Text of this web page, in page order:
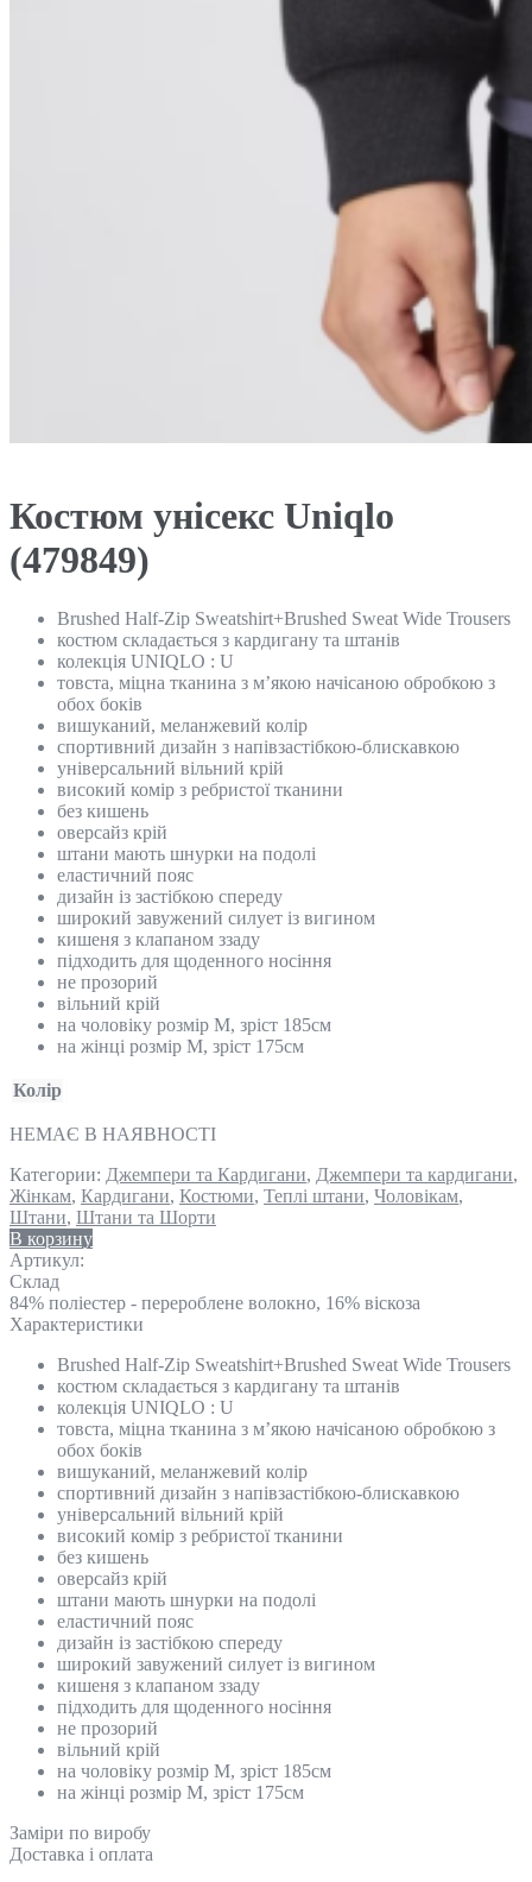
Костюм унісекс Uniqlo
(479849)
Brushed Half-Zip Sweatshirt+Brushed Sweat Wide Trousers
костюм складається з кардигану та штанів
колекція UNIQLO : U
товста, міцна тканина з м’якою начісаною обробкою з
обох боків
вишуканий, меланжевий колір
спортивний дизайн з напівзастібкою-блискавкою
універсальний вільний крій
високий комір з ребристої тканини
без кишень
оверсайз крій
штани мають шнурки на подолі
еластичний пояс
дизайн із застібкою спереду
широкий завужений силует із вигином
кишеня з клапаном ззаду
підходить для щоденного носіння
не прозорий
вільний крій
на чоловіку розмір M, зріст 185см
на жінці розмір М, зріст 175см
Колір
НЕМАЄ В НАЯВНОСТІ
Категории: Джемпери та Кардигани, Джемпери та кардигани,
Жінкам, Кардигани, Костюми, Теплі штани, Чоловікам,
Штани, Штани та Шорти
В корзину
Артикул:
Склад
84% поліестер - перероблене волокно, 16% віскоза
Характеристики
Brushed Half-Zip Sweatshirt+Brushed Sweat Wide Trousers
костюм складається з кардигану та штанів
колекція UNIQLO : U
товста, міцна тканина з м’якою начісаною обробкою з
обох боків
вишуканий, меланжевий колір
спортивний дизайн з напівзастібкою-блискавкою
універсальний вільний крій
високий комір з ребристої тканини
без кишень
оверсайз крій
штани мають шнурки на подолі
еластичний пояс
дизайн із застібкою спереду
широкий завужений силует із вигином
кишеня з клапаном ззаду
підходить для щоденного носіння
не прозорий
вільний крій
на чоловіку розмір M, зріст 185см
на жінці розмір М, зріст 175см
Замiри по виробу
Доставка і оплата